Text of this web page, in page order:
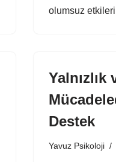
olumsuz
Destek
Yavuz Psikoloji